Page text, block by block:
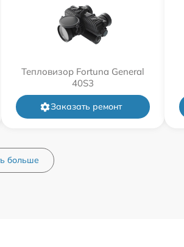
Тепловизор Fortuna General
40S3
Заказать ремонт
больше